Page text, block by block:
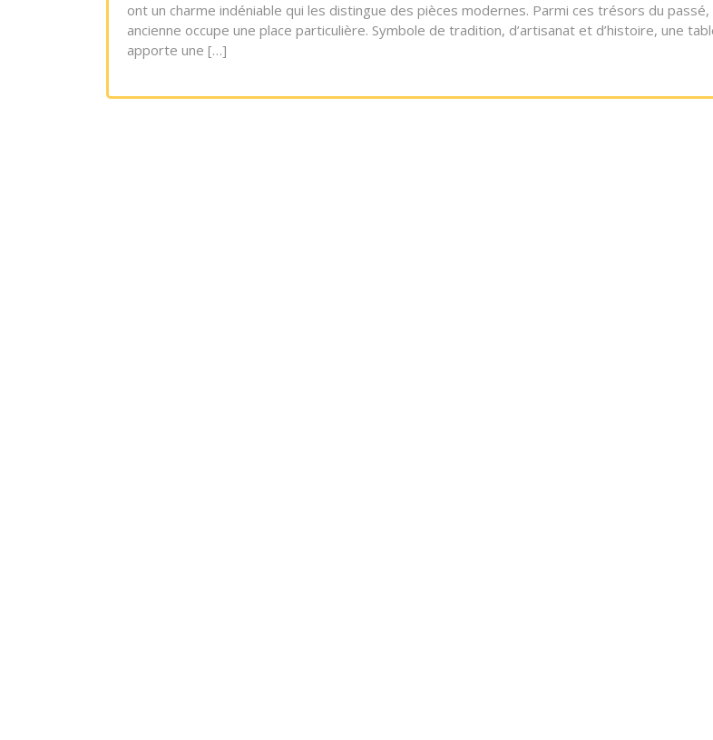
ont un charme indéniable qui les distingue des pièces modernes. Parmi ces trésors du
ancienne occupe une place particulière. Symbole de tradition, d’artisanat et d’histoire, une
apporte une […]